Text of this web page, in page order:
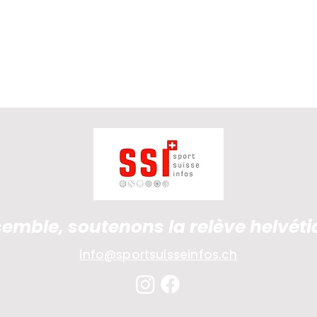
soutenons la relève
info@sportsuisseinfos.ch